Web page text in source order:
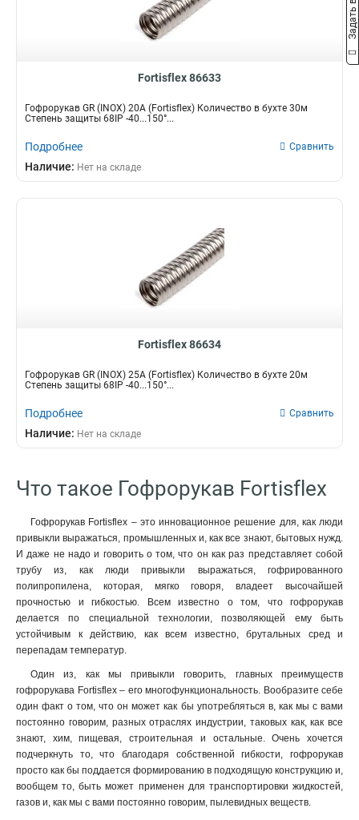
Fortisflex 86633
Гофрорукав GR (INOX) 20A (Fortisflex) Количество в бухте 30м
Степень защиты 68IP -40...150°...
Подробнее Сравнить
Наличие: Нет на складе
Fortisflex 86634
Гофрорукав GR (INOX) 25A (Fortisflex) Количество в бухте 20м
Степень защиты 68IP -40...150°...
Подробнее Сравнить
Наличие: Нет на складе
Что такое Гофрорукав Fortisflex
Гофрорукав Fortisflex – это инновационное решение для, как люди
привыкли выражаться, промышленных и, как все знают, бытовых нужд.
И даже не надо и говорить о том, что он как раз представляет собой
трубу из, как люди привыкли выражаться, гофрированного
полипропилена, которая, мягко говоря, владеет высочайшей
прочностью и гибкостью. Всем известно о том, что гофрорукав
делается по специальной технологии, позволяющей ему быть
устойчивым к действию, как всем известно, брутальных сред и
перепадам температур.
Один из, как мы привыкли говорить, главных преимуществ
гофрорукава Fortisflex – его многофункциональность. Вообразите себе
один факт о том, что он может как бы употребляться в, как мы с вами
постоянно говорим, разных отраслях индустрии, таковых как, как все
знают, хим, пищевая, строительная и остальные. Очень хочется
подчеркнуть то, что благодаря собственной гибкости, гофрорукав
просто как бы поддается формированию в подходящую конструкцию и,
вообщем то, быть может применен для транспортировки жидкостей,
газов и, как мы с вами постоянно говорим, пылевидных веществ.